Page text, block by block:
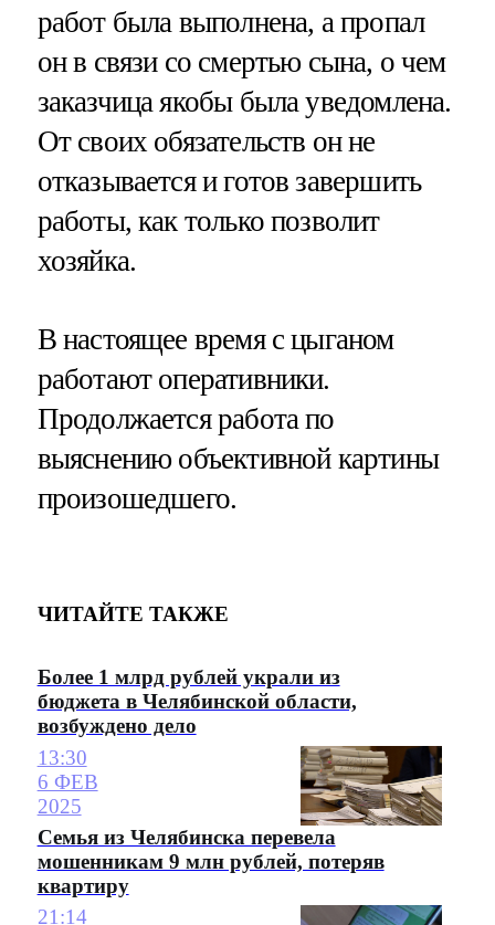
работ была выполнена, а пропал
он в связи со смертью сына, о чем
заказчица якобы была уведомлена.
От своих обязательств он не
отказывается и готов завершить
работы, как только позволит
хозяйка.
В настоящее время с цыганом
работают оперативники.
Продолжается работа по
выяснению объективной картины
произошедшего.
ЧИТАЙТЕ ТАКЖЕ
Более 1 млрд рублей украли из
бюджета в Челябинской области,
возбуждено дело
13:30
6 ФЕВ
2025
Семья из Челябинска перевела
мошенникам 9 млн рублей, потеряв
квартиру
21:14